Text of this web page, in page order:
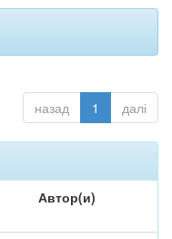
назад 1 далі
Автор(и)